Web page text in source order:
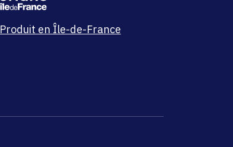
Produit en Île-de-France